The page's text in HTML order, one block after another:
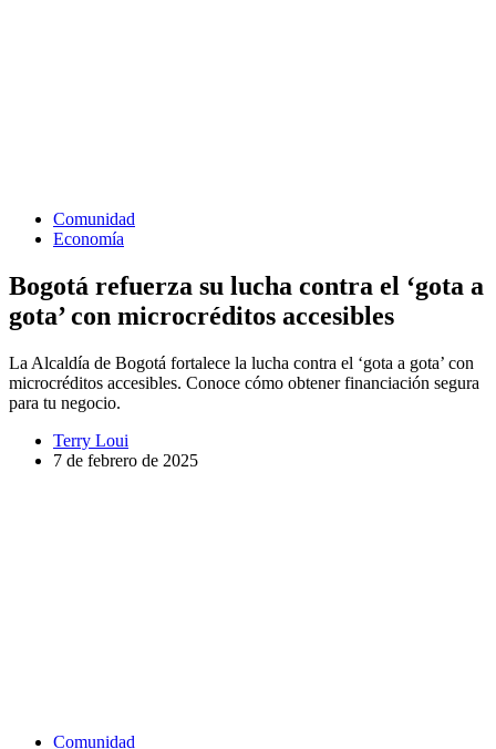
Comunidad
Economía
Bogotá refuerza su lucha contra el ‘gota a
gota’ con microcréditos accesibles
La Alcaldía de Bogotá fortalece la lucha contra el ‘gota a gota’ con
microcréditos accesibles. Conoce cómo obtener financiación segura
para tu negocio.
Terry Loui
7 de febrero de 2025
Comunidad